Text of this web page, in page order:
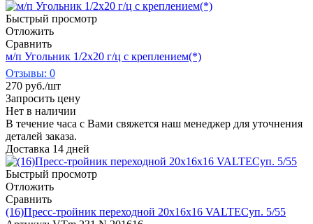
Быстрый просмотр
Отложить
Сравнить
м/п Угольник 1/2х20 г/ц с креплением(*)
Отзывы: 0
270 руб./шт
Запросить цену
Нет в наличии
В течение часа с Вами свяжется наш менеджер для уточнения
деталей заказа.
Доставка 14 дней
Быстрый просмотр
Отложить
Сравнить
(16)Пресс-тройник переходной 20х16х16 VALTECуп. 5/55